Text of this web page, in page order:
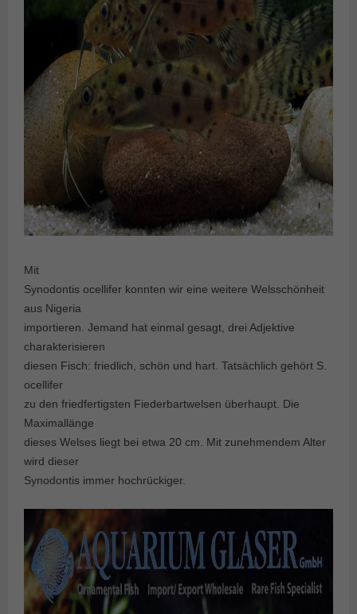
Mit
Synodontis ocellifer konnten wir eine weitere Welsschönheit
aus Nigeria
importieren. Jemand hat einmal gesagt, drei Adjektive
charakterisieren
diesen Fisch: friedlich, schön und hart. Tatsächlich gehört S.
ocellifer
zu den friedfertigsten Fiederbartwelsen überhaupt. Die
Maximallänge
dieses Welses liegt bei etwa 20 cm. Mit zunehmendem Alter
wird dieser
Synodontis immer hochrückiger.